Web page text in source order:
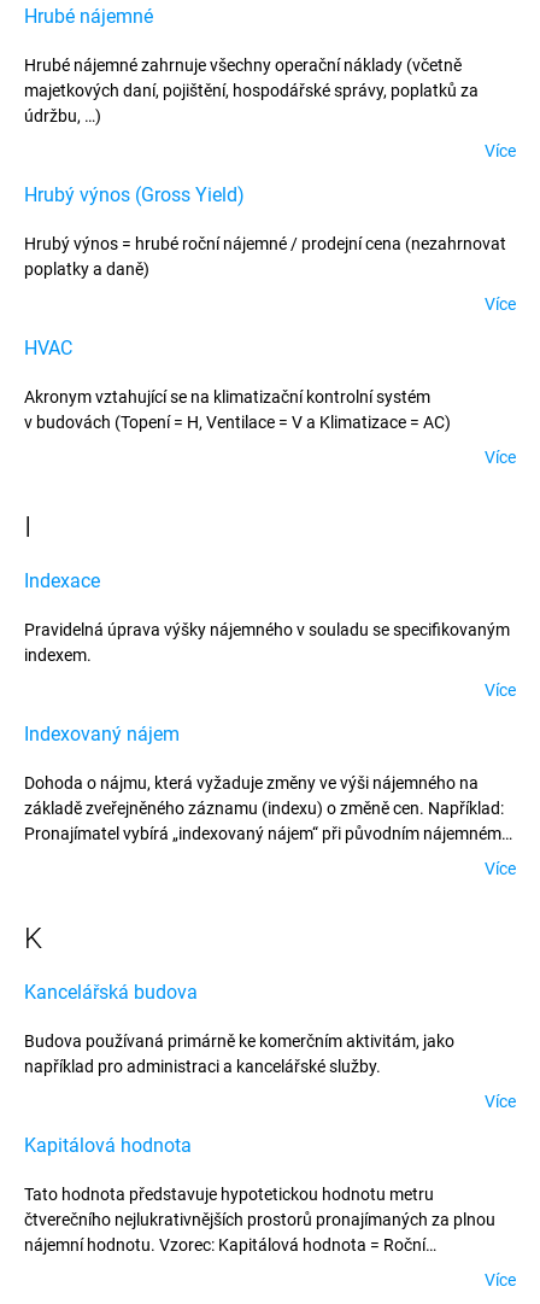
Hrubé nájemné
Hrubé nájemné zahrnuje všechny operační náklady (včetně
majetkových daní, pojištění, hospodářské správy, poplatků za
údržbu, …)
Více
Hrubý výnos (Gross Yield)
Hrubý výnos = hrubé roční nájemné / prodejní cena (nezahrnovat
poplatky a daně)
Více
HVAC
Akronym vztahující se na klimatizační kontrolní systém
v budovách (Topení = H, Ventilace = V a Klimatizace = AC)
Více
I
Indexace
Pravidelná úprava výšky nájemného v souladu se specifikovaným
indexem.
Více
Indexovaný nájem
Dohoda o nájmu, která vyžaduje změny ve výši nájemného na
základě zveřejněného záznamu (indexu) o změně cen. Například:
Pronajímatel vybírá „indexovaný nájem“ při původním nájemném
nájemné za druhý rok bude 1.000×1,07 = 1.070 eur ročně.
Více
K
Kancelářská budova
Budova používaná primárně ke komerčním aktivitám, jako
například pro administraci a kancelářské služby.
Více
Kapitálová hodnota
Tato hodnota představuje hypotetickou hodnotu metru
čtverečního nejlukrativnějších prostorů pronajímaných za plnou
nájemní hodnotu. Vzorec: Kapitálová hodnota = Roční
nejlukrativnější nájemné/Výnos (Yield) Kapitálová hodnota neníVíce